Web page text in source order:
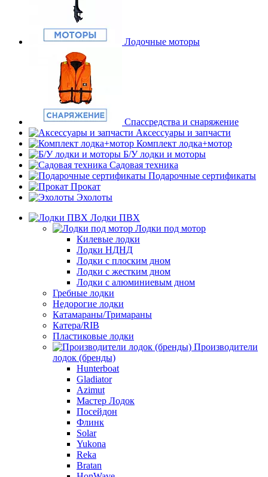
Лодочные моторы
Спассредства и снаряжение
Аксессуары и запчасти
Комплект лодка+мотор
Б/У лодки и моторы
Садовая техника
Подарочные сертификаты
Прокат
Эхолоты
Лодки ПВХ
Лодки под мотор
Килевые лодки
Лодки НДНД
Лодки с плоским дном
Лодки с жестким дном
Лодки с алюминиевым дном
Гребные лодки
Недорогие лодки
Катамараны/Тримараны
Катера/RIB
Пластиковые лодки
Производители
лодок (бренды)
Hunterboat
Gladiator
Azimut
Мастер Лодок
Посейдон
Флинк
Solar
Yukona
Reka
Bratan